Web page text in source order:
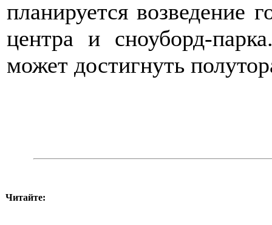
планируется возведение
центра и сноуборд-
может достигнуть
Читайте: